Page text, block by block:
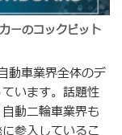
ーのコックピット
車業界全体のデ
います。話題性
動二輪車業界も
参入しているこ